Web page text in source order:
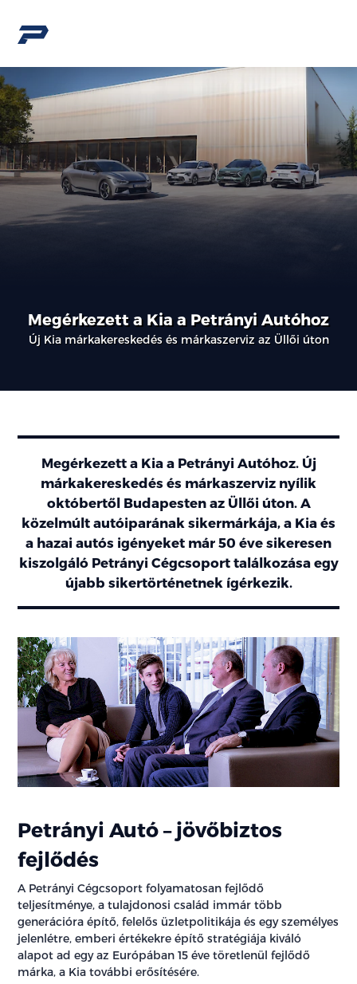
Megérkezett a Kia a Petrányi Autóhoz
Új Kia márkakereskedés és márkaszerviz az Üllői úton
Megérkezett a Kia a Petrányi Autóhoz. Új
márkakereskedés és márkaszerviz nyílik
októbertől Budapesten az Üllői úton. A
közelmúlt autóiparának sikermárkája, a Kia és
a hazai autós igényeket már 50 éve sikeresen
kiszolgáló Petrányi Cégcsoport találkozása egy
újabb sikertörténetnek ígérkezik.
Petrányi Autó – jövőbiztos
fejlődés
A Petrányi Cégcsoport folyamatosan fejlődő
teljesítménye, a tulajdonosi család immár több
generációra építő, felelős üzletpolitikája és egy személyes
jelenlétre, emberi értékekre építő stratégiája kiváló
alapot ad egy az Európában 15 éve töretlenül fejlődő
márka, a Kia további erősítésére.